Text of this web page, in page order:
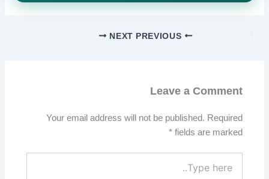
NEXT
Leave a Comment
Your email address will not be published. Required
fields are marked
*
here..